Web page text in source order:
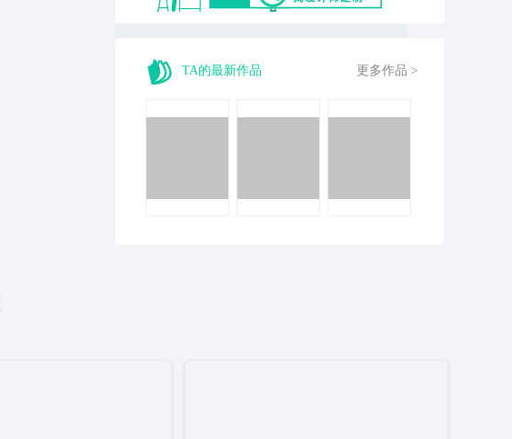
TA的最新作品 更多作品 >